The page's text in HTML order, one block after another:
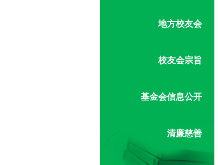
地方校友会
校友会宗旨
基金会信息公开
清廉慈善